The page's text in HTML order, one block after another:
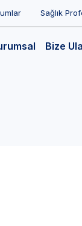
Sağlık
Bize